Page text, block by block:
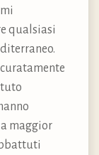
qualsiasi
maggior